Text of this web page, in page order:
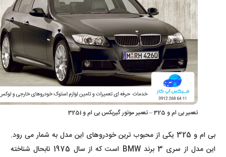
تعمیر بی ام و 325 – تعمیر موتور گیربکس بی ام و 325i
بی ام و 325 یکی از محبوب ترین خودروهای این مدل به شمار می رود.
این مدل از سری 3 برند BMW است که از سال 1975 تابحال شناخته